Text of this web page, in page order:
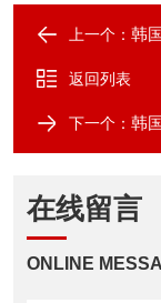
上一个： 韩
返回列表
下一个： 韩
在线留言
ONLINE